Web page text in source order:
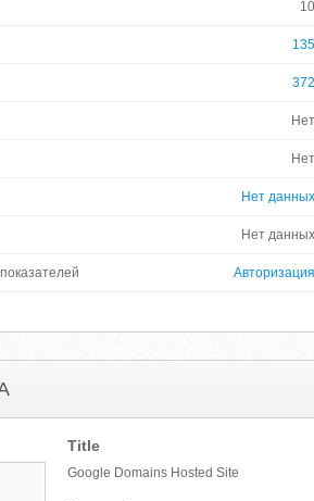
10
135
372
Нет
Нет
Нет данных
Нет данных
Авторизация
Title
Google Domains Hosted Site